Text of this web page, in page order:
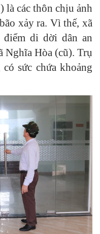
là các thôn chịu ảnh
xảy ra. Vì thế, xã
di dời dân an
Nghĩa Hòa (cũ). Trụ
sức chứa khoảng